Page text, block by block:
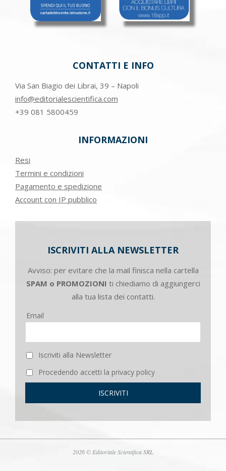
CONTATTI E INFO
Via San Biagio dei Librai, 39 – Napoli
info@editorialescientifica.com
+39 081 5800459
INFORMAZIONI
Resi
Termini e condizioni
Pagamento e spedizione
Account con IP pubblico
ISCRIVITI ALLA NEWSLETTER
Avviso: per evitare che la mail finisca nella cartella
SPAM o PROMOZIONI ti chiediamo di aggiungerci
alla tua lista dei contatti.
Email
Iscriviti alla Newsletter
Procedendo accetti la privacy policy
2026 © Editoriale Scientifica SRL